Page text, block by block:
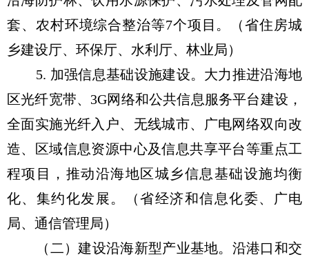
套、农村环境综合整治等7个项目。（省住房城
乡建设厅、环保厅、水利厅、林业局）
5. 加强信息基础设施建设。大力推进沿海地
区光纤宽带、3G网络和公共信息服务平台建设，
全面实施光纤入户、无线城市、广电网络双向改
造、区域信息资源中心及信息共享平台等重点工
程项目，推动沿海地区城乡信息基础设施均衡
化、集约化发展。（省经济和信息化委、广电
局、通信管理局）
（二）建设沿海新型产业基地。沿港口和交